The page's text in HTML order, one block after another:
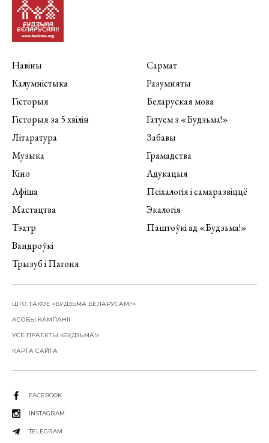
Навіны
Калумністыка
Гісторыя
Гісторыя за 5 хвілін
Літаратура
Музыка
Кіно
Афіша
Мастацтва
Тэатр
Вандроўкі
Трызуб і Пагоня
Сармат
Разумняты
Беларуская мова
Гатуем з «Будзьма!»
Забавы
Грамадства
Адукацыя
Псіхалогія і самаразвіццё
Экалогія
Паштоўкі ад «Будзьма!»
ШТО ТАКОЕ «БУДЗЬМА БЕЛАРУСАМІ!»
АСОБЫ КАМПАНІІ
УСЕ ПРАЕКТЫ «БУДЗЬМА!»
КАРТА САЙТА
FACEBOOK
INSTAGRAM
TELEGRAM